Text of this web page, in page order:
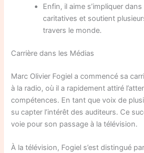
Enfin, il aime s’impliquer
caritatives et soutient
travers le monde.
Carrière dans les Médias
Marc Olivier Fogiel a commencé sa
à la radio, où il a rapidement attiré
compétences. En tant que voix de
su capter l’intérêt des auditeurs. Ce
voie pour son passage à la télévision.
À la télévision, Fogiel s’est distingué